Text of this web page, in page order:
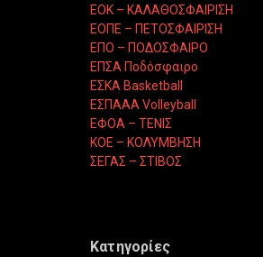
ΕΟΚ – ΚΑΛΑΘΟΣΦΑΙΡΙΣΗ
ΕΟΠΕ – ΠΕΤΟΣΦΑΙΡΙΣΗ
ΕΠΟ – ΠΟΔΟΣΦΑΙΡΟ
ΕΠΣΑ Ποδόσφαιρο
ΕΣΚΑ Basketball
ΕΣΠΑΑΑ Volleyball
ΕΦΟΑ – ΤΕΝΙΣ
ΚΟΕ – ΚΟΛΥΜΒΗΣΗ
ΣΕΓΑΣ – ΣΤΙΒΟΣ
Κατηγορίες